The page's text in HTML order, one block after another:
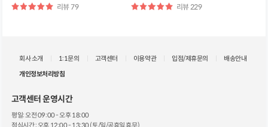
별
리뷰 79
별
리뷰 229
회사 소개 1:1문의 고객센터 이용약관 입점/제휴문의
배송안내
개인정보처리방침
고객센터 운영시간
평일: 오전 09:00 - 오후 18:00
점심시간 : 오후 12:00 - 13:30 (토/일/공휴일 휴무)